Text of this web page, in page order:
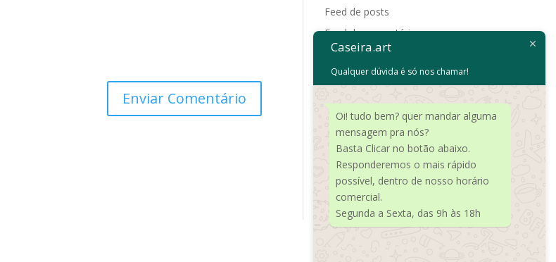
Feed de posts
Feed de comentários
WordPress.org
Caseira.art
Qualquer dúvida é só nos chamar!
Oi! tudo bem? quer mandar alguma
mensagem pra nós?
Basta Clicar no botão abaixo.
Responderemos o mais rápido
possível, dentro de nosso horário
comercial.
Segunda a Sexta, das 9h às 18h